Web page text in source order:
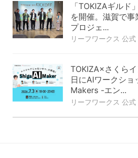
「TOKIZAギルド
を開催。滋賀で
プロジェ...
リーフワークス 公式
TOKIZA×さくら
日にAIワークショ
Makers -エン...
リーフワークス 公式